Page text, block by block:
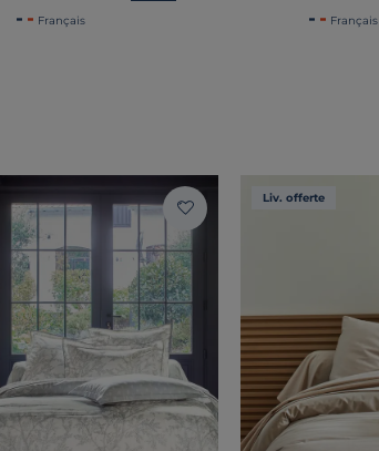
Français Français
Liv. offerte